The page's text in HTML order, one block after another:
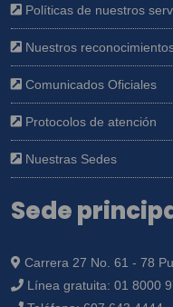
Políticas de nuestros
Nuestros
Comunicados Oficiales
Protocolos de atención
Nuestras Sedes
Sede
Carrera 27 No. 61 - 78
Línea gratuita: 01 8000